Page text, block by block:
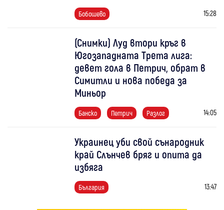
Бобошево 15:28
(Снимки) Луд втори кръг в
Югозападната Трета лига:
девет гола в Петрич, обрат в
Симитли и нова победа за
Миньор
Банско Петрич Разлог 14:05
Украинец уби свой сънародник
край Слънчев бряг и опита да
избяга
България 13:47